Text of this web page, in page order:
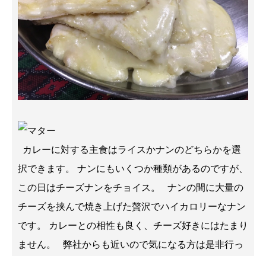
カレーに対する主食はライスかナンのどちらかを選
択できます。 ナンにもいくつか種類があるのですが、
この日はチーズナンをチョイス。 ナンの間に大量の
チーズを挟んで焼き上げた贅沢でハイカロリーなナン
です。 カレーとの相性も良く、チーズ好きにはたまり
ません。 弊社からも近いので気になる方は是非行っ